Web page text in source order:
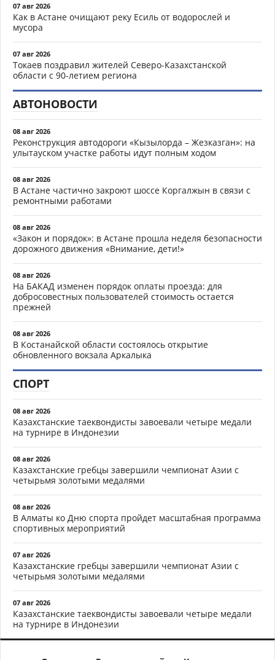
07 авг 2026
Как в Астане очищают реку Есиль от водорослей и
мусора
07 авг 2026
Токаев поздравил жителей Северо-Казахстанской
области с 90-летием региона
АВТОНОВОСТИ
08 авг 2026
Реконструкция автодороги «Кызылорда – Жезказган»: на
улытауском участке работы идут полным ходом
08 авг 2026
В Астане частично закроют шоссе Коргалжын в связи с
ремонтными работами
08 авг 2026
«Закон и порядок»: в Астане прошла неделя безопасности
дорожного движения «Внимание, дети!»
08 авг 2026
На БАКАД изменен порядок оплаты проезда: для
добросовестных пользователей стоимость остается
прежней
08 авг 2026
В Костанайской области состоялось открытие
обновленного вокзала Аркалыка
СПОРТ
08 авг 2026
Казахстанские таеквондисты завоевали четыре медали
на турнире в Индонезии
08 авг 2026
Казахстанские гребцы завершили чемпионат Азии с
четырьмя золотыми медалями
08 авг 2026
В Алматы ко Дню спорта пройдет масштабная программа
спортивных мероприятий
07 авг 2026
Казахстанские гребцы завершили чемпионат Азии с
четырьмя золотыми медалями
07 авг 2026
Казахстанские таеквондисты завоевали четыре медали
на турнире в Индонезии